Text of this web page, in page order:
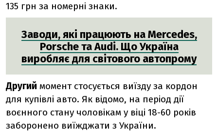
135 грн за номерні знаки.
Заводи, які працюють на Mercedes,
Porsche та Audi. Що Україна
виробляє для світового автопрому
Другий момент стосується виїзду за кордон
для купівлі авто. Як відомо, на період дії
воєнного стану чоловікам у віці 18-60 років
заборонено виїжджати з України.